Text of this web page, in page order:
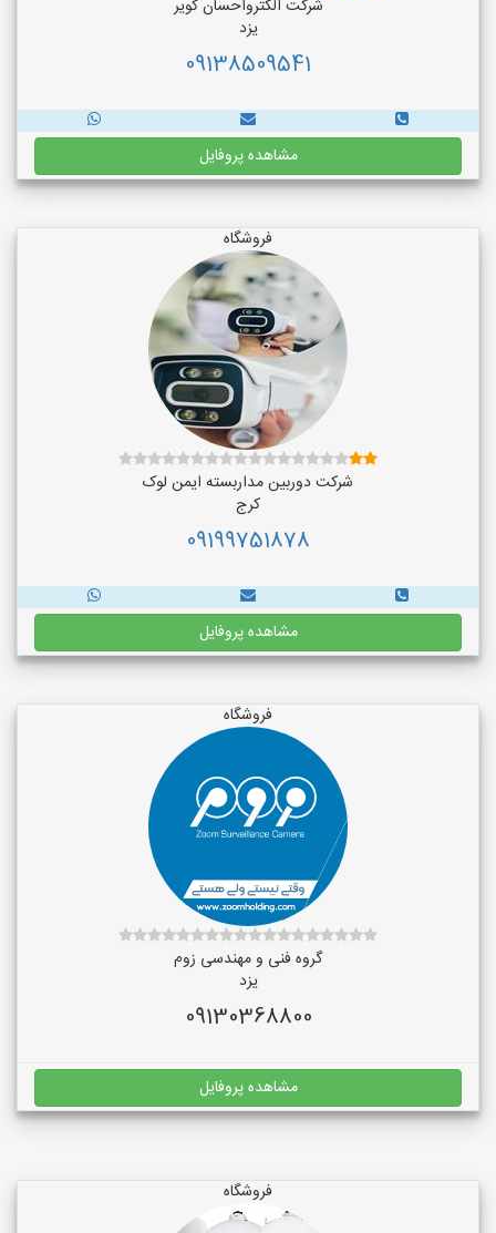
شرکت الکترواحسان کویر
یزد
09138509541
مشاهده پروفایل
فروشگاه
شرکت دوربین مداربسته ایمن لوک
کرج
09199751878
مشاهده پروفایل
فروشگاه
گروه فنی و مهندسی زوم
یزد
09130368800
مشاهده پروفایل
فروشگاه